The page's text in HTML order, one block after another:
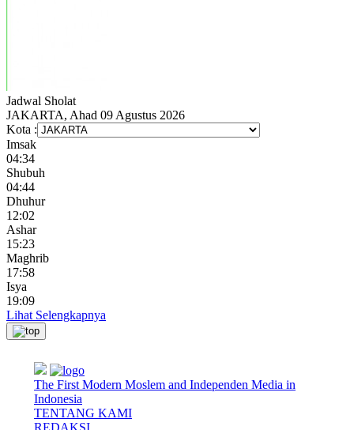
Jadwal Sholat
JAKARTA, Ahad 09 Agustus 2026
Kota :
Imsak
04:34
Shubuh
04:44
Dhuhur
12:02
Ashar
15:23
Maghrib
17:58
Isya
19:09
Lihat Selengkapnya
The First Modern Moslem and Independen Media in
Indonesia
TENTANG KAMI